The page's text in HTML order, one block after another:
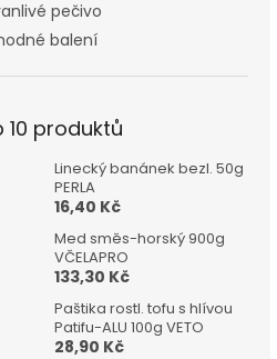
pečivo
balení
10 produktů
Linecký banánek bezl. 50g
PERLA
16,40 Kč
Med směs-horský 900g
VČELAPRO
133,30 Kč
Paštika rostl. tofu s hlívou
Patifu-ALU 100g VETO
28,90 Kč